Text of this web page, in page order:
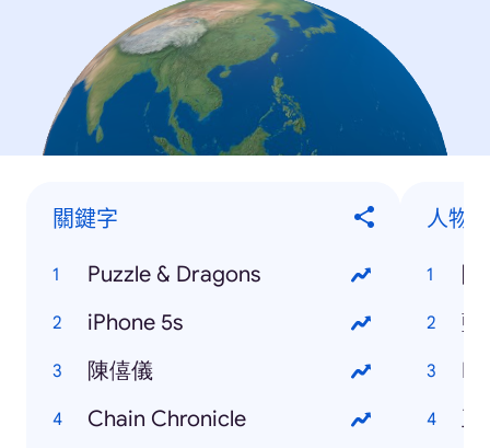
關鍵字
Puzzle & Dragons
iPhone 5s
陳僖儀
Chain Chronicle
人物
陳
藍
王